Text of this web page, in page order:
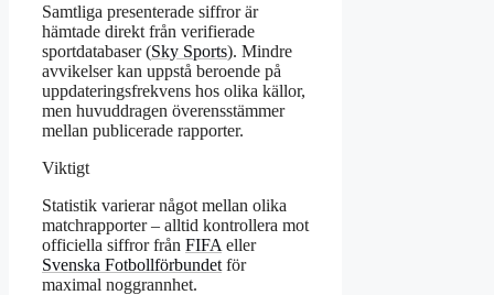
Samtliga presenterade siffror är
hämtade direkt från verifierade
sportdatabaser (Sky Sports). Mindre
avvikelser kan uppstå beroende på
uppdateringsfrekvens hos olika källor,
men huvuddragen överensstämmer
mellan publicerade rapporter.
Viktigt
Statistik varierar något mellan olika
matchrapporter – alltid kontrollera mot
officiella siffror från FIFA eller
Svenska Fotbollförbundet för
maximal noggrannhet.